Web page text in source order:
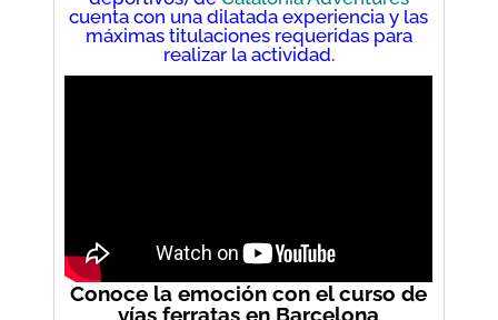
cuenta con una dilatada experiencia y las
máximas titulaciones requeridas para
realizar la actividad.
Conoce la emoción con el curso de
vías ferratas en Barcelona